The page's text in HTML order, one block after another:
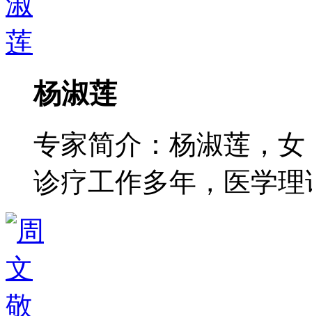
杨淑莲
专家简介：杨淑莲，
诊疗工作多年，医学理